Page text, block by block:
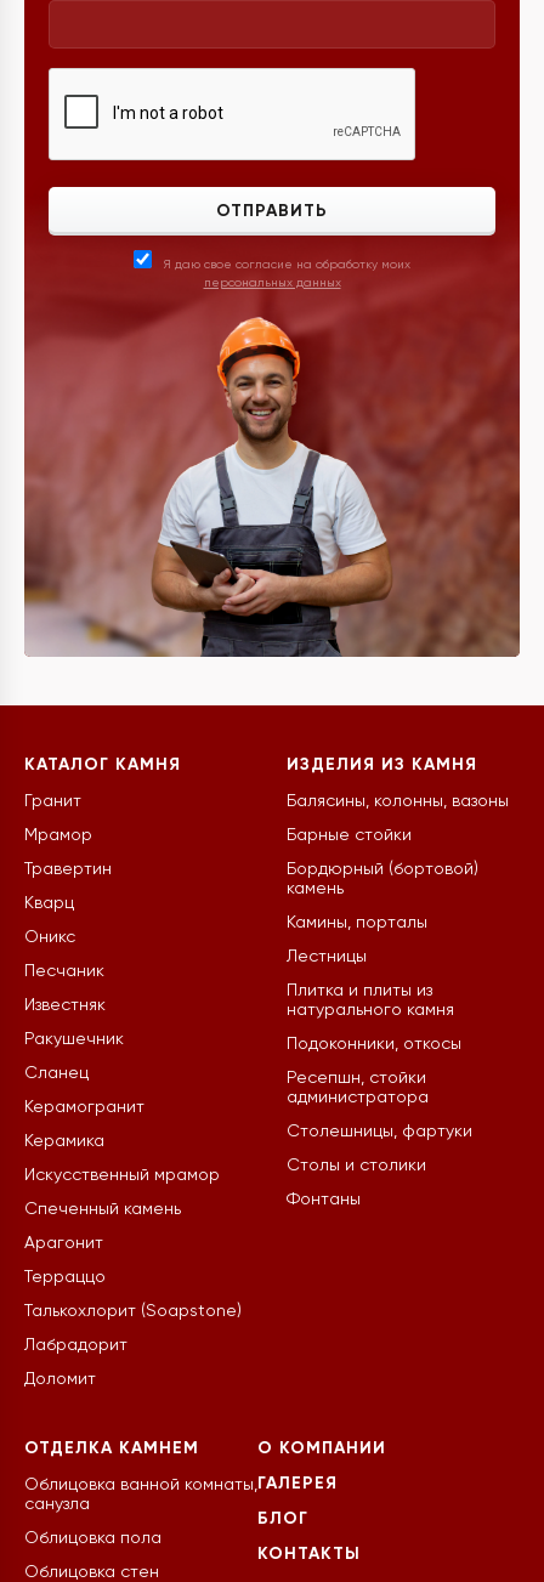
ОТПРАВИТЬ
Я даю свое согласие на обработку моих
персональных данных
КАТАЛОГ КАМНЯ
Гранит
Мрамор
Травертин
Кварц
Оникс
Песчаник
Известняк
Ракушечник
Сланец
Керамогранит
Керамика
Искусственный мрамор
Спеченный камень
Арагонит
Терраццо
Талькохлорит (Soapstone)
Лабрадорит
Доломит
ИЗДЕЛИЯ ИЗ КАМНЯ
Балясины, колонны, вазоны
Барные стойки
Бордюрный (бортовой)
камень
Камины, порталы
Лестницы
Плитка и плиты из
натурального камня
Подоконники, откосы
Ресепшн, стойки
администратора
Столешницы, фартуки
Столы и столики
Фонтаны
ОТДЕЛКА КАМНЕМ
Облицовка ванной комнаты,
санузла
Облицовка пола
Облицовка стен
О КОМПАНИИ
ГАЛЕРЕЯ
БЛОГ
КОНТАКТЫ